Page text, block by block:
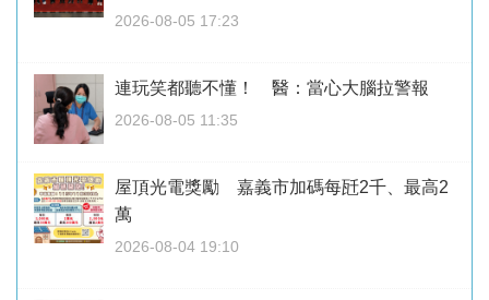
2026-08-05 17:23
連玩笑都聽不懂！ 醫：當心大腦拉警報
2026-08-05 11:35
屋頂光電獎勵 嘉義市加碼每瓩2千、最高2
萬
2026-08-04 19:10